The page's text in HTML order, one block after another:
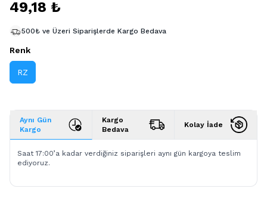
49,18 ₺
500₺ ve Üzeri Siparişlerde Kargo Bedava
Renk
RZ
Aynı Gün
Kargo
Kargo
Bedava
Kolay İade
Saat 17:00’a kadar verdiğiniz siparişleri aynı gün kargoya teslim
ediyoruz.